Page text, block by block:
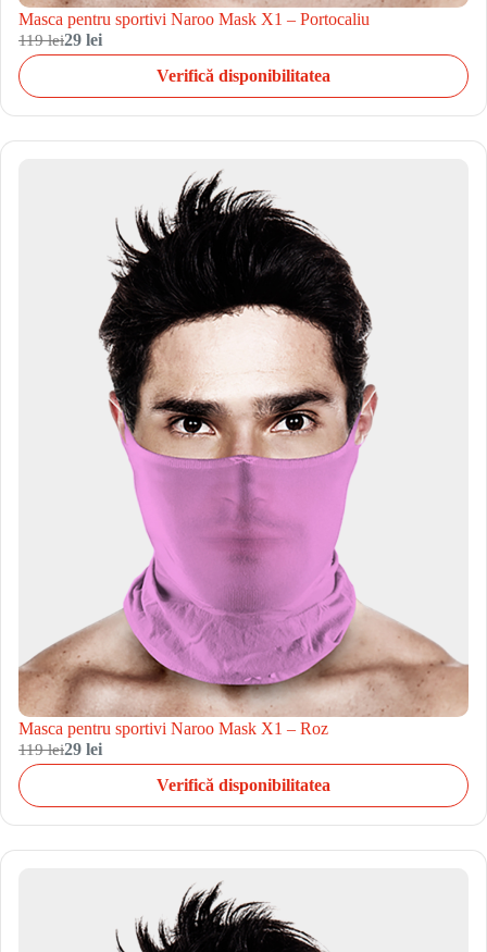
Masca pentru sportivi Naroo Mask X1 – Portocaliu
119 lei29 lei
Verifică disponibilitatea
Masca pentru sportivi Naroo Mask X1 – Roz
119 lei29 lei
Verifică disponibilitatea